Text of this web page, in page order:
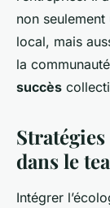
non
local, mais
la
succès
dans le
Intégrer